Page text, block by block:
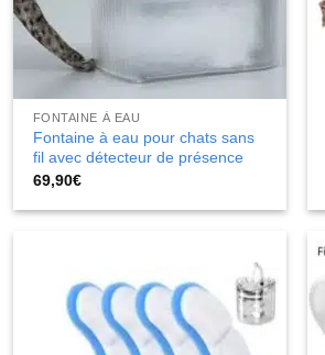
FONTAINE À EAU
Fontaine à eau pour chats sans
fil avec détecteur de présence
69,90€